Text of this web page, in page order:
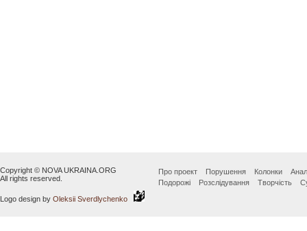
Copyright © NOVA UKRAINA.ORG
All rights reserved.
Logo design by Oleksii Sverdlychenko
Про проект Порушення Колонки
Подорожі
Розслідування Творчість